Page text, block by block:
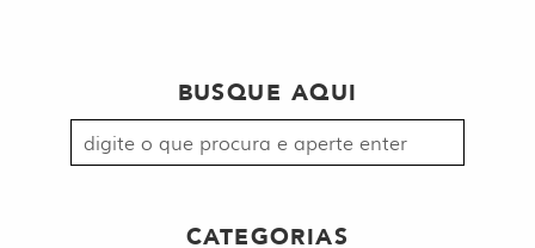
BUSQUE AQUI
Procurar
por:
CATEGORIAS